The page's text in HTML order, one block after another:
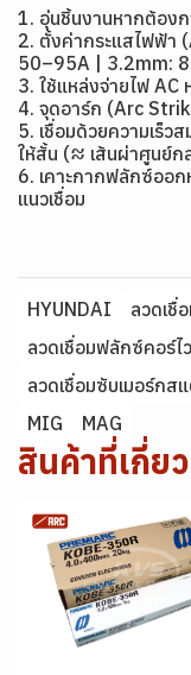
1. อุ่นชิ้นงานหากต้อง
2. ตั้งค่ากระแสไฟฟ้า
50–95A | 3.2mm:
3. ใช้แหล่งจ่ายไฟ AC
4. จุดอาร์ก (Arc
5. เชื่อมด้วยความเร็ว
ให้สั้น (≈ เส้นผ่าศูนย์ก
6. เคาะกากฟลักซ์ออ
แนวเชื่อม
HYUNDAI ลวดเชื่
ลวดเชื่อมฟลักซ์คอร์ไ
ลวดเชื่อมซับเมอร์กส
MIG
MAG
สินค้าที่เกี่ย